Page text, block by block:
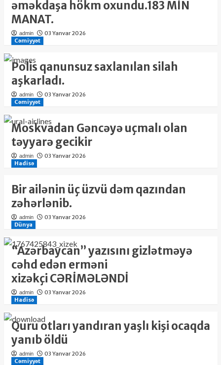
əməkdaşa hökm oxundu.183 MİN
MANAT.
admin
03 Yanvar 2026
Cəmiyyət
Polis qanunsuz saxlanılan silah
aşkarladı.
admin
03 Yanvar 2026
Cəmiyyət
Moskvadan Gəncəyə uçmalı olan
təyyarə gecikir
admin
03 Yanvar 2026
Hadisə
Bir ailənin üç üzvü dəm qazından
zəhərlənib.
admin
03 Yanvar 2026
Dünya
“Azərbaycan” yazısını gizlətməyə
cəhd edən erməni
xizəkçi CƏRİMƏLƏNDİ
admin
03 Yanvar 2026
Hadisə
Quru otları yandıran yaşlı kişi ocaqda
yanıb öldü
admin
03 Yanvar 2026
Cəmiyyət